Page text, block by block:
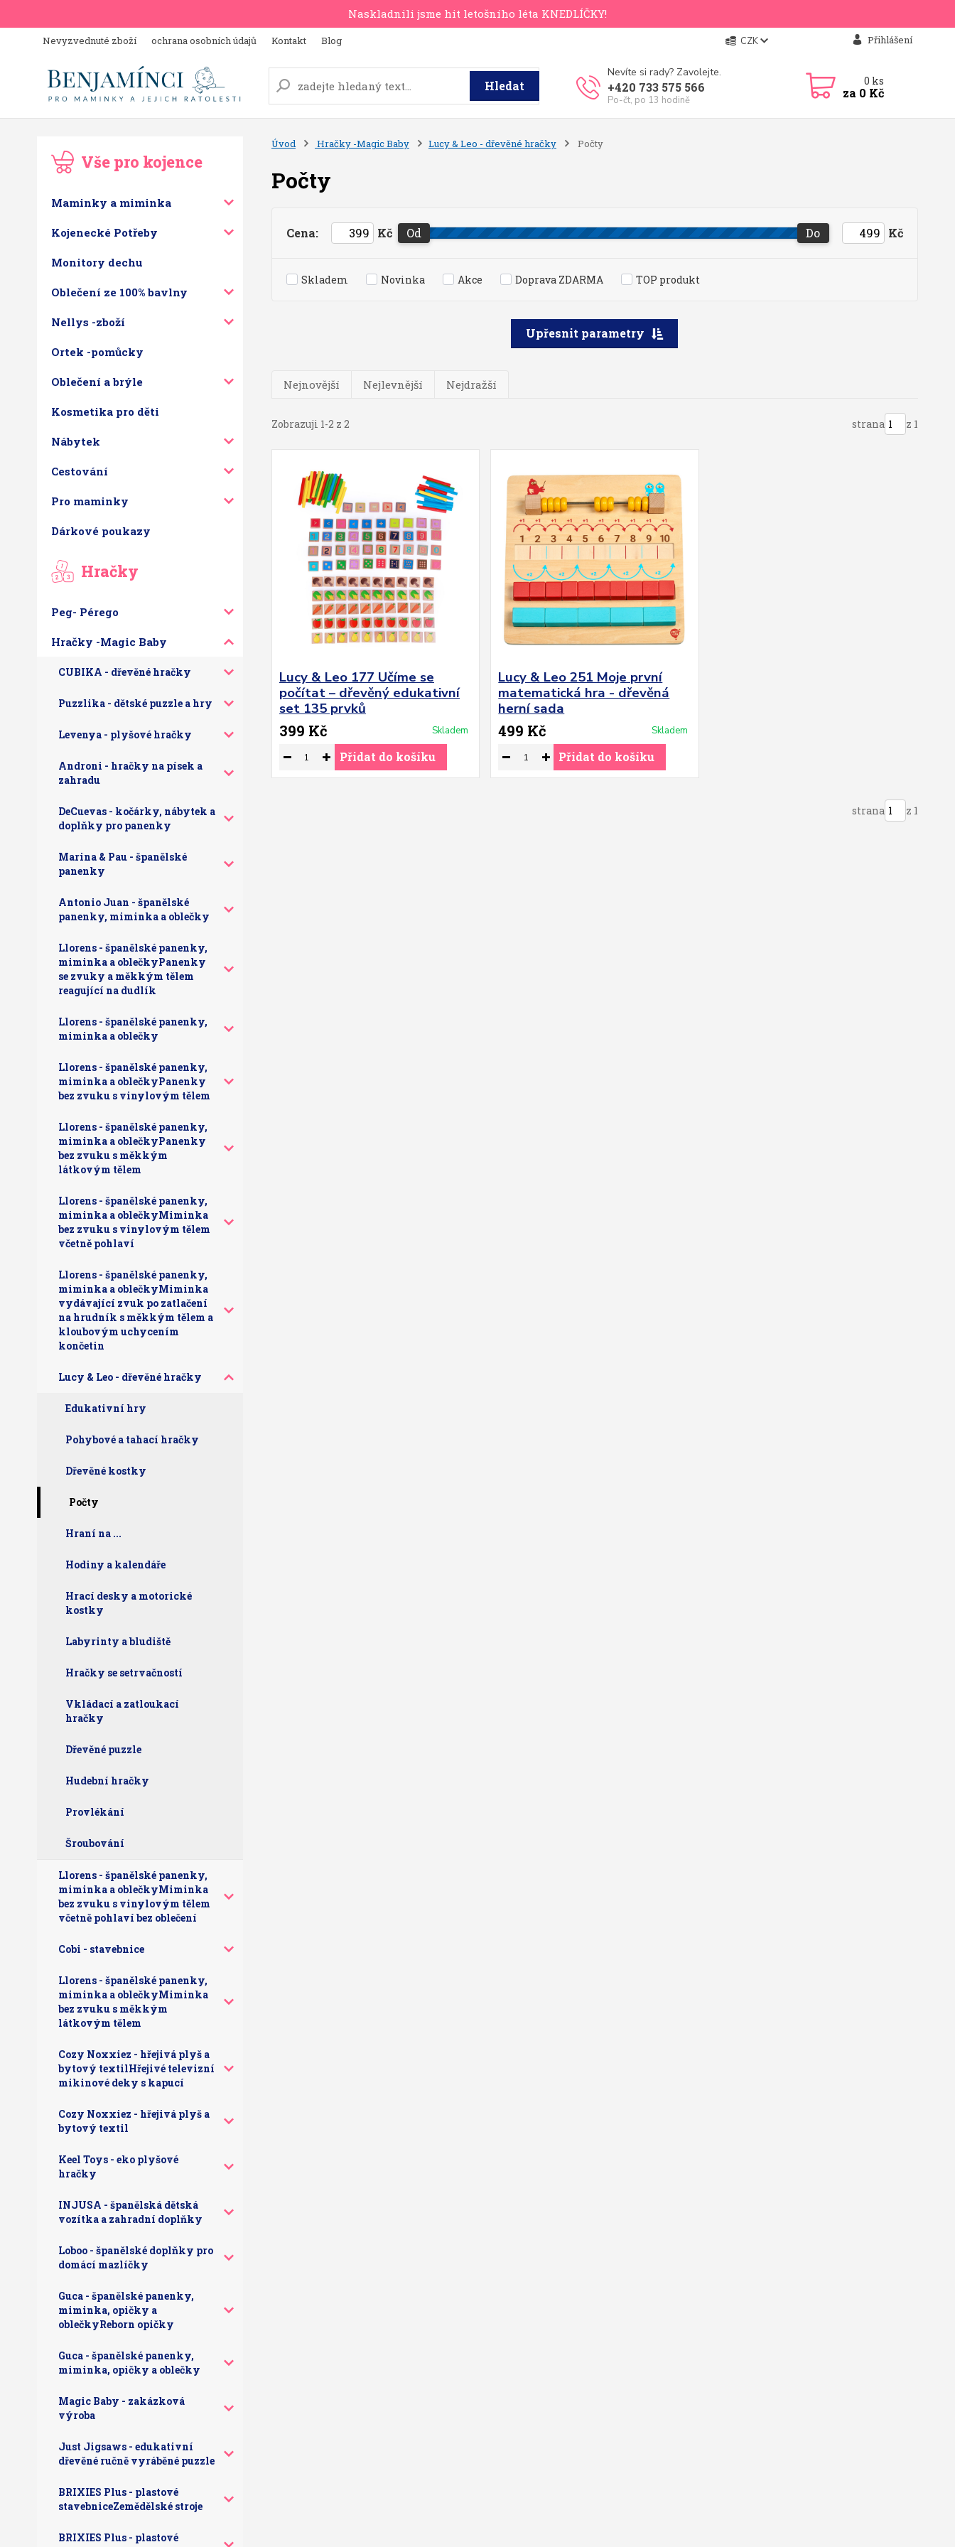
Naskladnili jsme hit letošního léta KNEDLÍČKY!
Nevyzvednuté zboží ochrana osobních údajů Kontakt Blog CZK Přihlášení
Hledat
Nevíte si rady? Zavolejte.
+420 733 575 566
Po-čt, po 13 hodině
0 ks
za 0 Kč
Vše pro kojence
Maminky a miminka
Kojenecké Potřeby
Monitory dechu
Oblečení ze 100% bavlny
Nellys -zboží
Ortek -pomůcky
Oblečení a brýle
Kosmetika pro děti
Nábytek
Cestování
Pro maminky
Dárkové poukazy
Hračky
Peg- Pérego
Hračky -Magic Baby
CUBIKA - dřevěné hračky
Puzzlika - dětské puzzle a hry
Levenya - plyšové hračky
Androni - hračky na písek a
zahradu
DeCuevas - kočárky, nábytek a
doplňky pro panenky
Marina & Pau - španělské
panenky
Antonio Juan - španělské
panenky, miminka a oblečky
Llorens - španělské panenky,
miminka a oblečkyPanenky
se zvuky a měkkým tělem
reagující na dudlík
Llorens - španělské panenky,
miminka a oblečky
Llorens - španělské panenky,
miminka a oblečkyPanenky
bez zvuku s vinylovým tělem
Llorens - španělské panenky,
miminka a oblečkyPanenky
bez zvuku s měkkým
látkovým tělem
Llorens - španělské panenky,
miminka a oblečkyMiminka
bez zvuku s vinylovým tělem
včetně pohlaví
Llorens - španělské panenky,
miminka a oblečkyMiminka
vydávající zvuk po zatlačení
na hrudník s měkkým tělem a
kloubovým uchycením
končetin
Lucy & Leo - dřevěné hračky
Edukativní hry
Pohybové a tahací hračky
Dřevěné kostky
Počty
Hraní na ...
Hodiny a kalendáře
Hrací desky a motorické
kostky
Labyrinty a bludiště
Hračky se setrvačností
Vkládací a zatloukací
hračky
Dřevěné puzzle
Hudební hračky
Provlékání
Šroubování
Llorens - španělské panenky,
miminka a oblečkyMiminka
bez zvuku s vinylovým tělem
včetně pohlaví bez oblečení
Cobi - stavebnice
Llorens - španělské panenky,
miminka a oblečkyMiminka
bez zvuku s měkkým
látkovým tělem
Cozy Noxxiez - hřejivá plyš a
bytový textilHřejivé televizní
mikinové deky s kapucí
Cozy Noxxiez - hřejivá plyš a
bytový textil
Keel Toys - eko plyšové
hračky
INJUSA - španělská dětská
vozítka a zahradní doplňky
Loboo - španělské doplňky pro
domácí mazlíčky
Guca - španělské panenky,
miminka, opičky a
oblečkyReborn opičky
Guca - španělské panenky,
miminka, opičky a oblečky
Magic Baby - zakázková
výroba
Just Jigsaws - edukativní
dřevěné ručně vyráběné puzzle
BRIXIES Plus - plastové
stavebniceZemědělské stroje
BRIXIES Plus - plastové
Úvod Hračky -Magic Baby Lucy & Leo - dřevěné hračky Počty
Počty
Upřesnit parametry
Cena: Kč Od Do Kč
Skladem Novinka Akce Doprava ZDARMA TOP produkt
Nejnovější Nejlevnější Nejdražší
Zobrazuji 1-2 z 2 strana z 1
Lucy & Leo 177 Učíme se
počítat – dřevěný edukativní
set 135 prvků
399 Kč
Skladem
Přidat do košíku
Lucy & Leo 251 Moje první
matematická hra - dřevěná
herní sada
499 Kč
Skladem
Přidat do košíku
strana z 1